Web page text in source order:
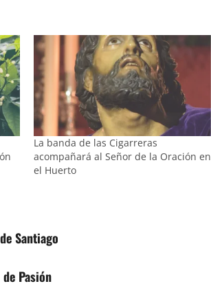
La banda de las Cigarreras
acompañará al Señor de la Oración en
el Huerto
Santiago
Pasión